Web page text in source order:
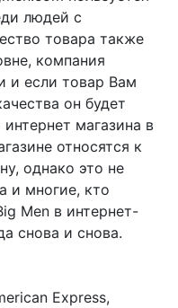
людей с
товара также
компания
и если товар Вам
он будет
магазина в
относятся к
однако это не
и многие, кто
Men в интернет-
снова и снова.
Express,